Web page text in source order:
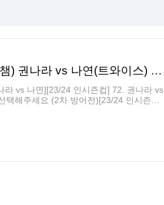
[23/24 인시즌컵] (챔) 권나라 vs 나연(트와이스) 결과 발표 (투표글 아님) - 공지 : 주말 투표 쉽니다
라 vs 나연][23/24 인시즌컵] 72. 권나라 vs
택해주세요 (2차 방어전)[23/24 인시즌컵]